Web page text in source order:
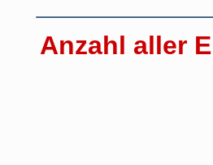
Anzahl aller